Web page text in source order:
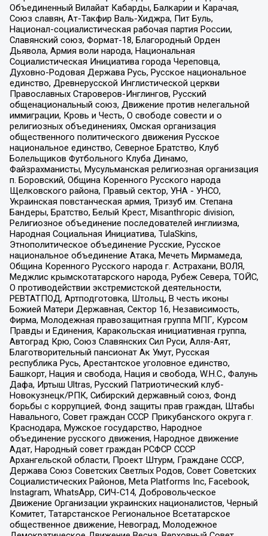
Объединенный Вилайат Кабарды, Балкарии и Карачая,
Союз славян, Ат-Такфир Валь-Хиджра, Пит Буль,
Национал-социалистическая рабочая партия России,
Славянский союз, Формат-18, Благородный Орден
Дьявола, Армия воли народа, Национальная
Социалистическая Инициатива города Череповца,
Духовно-Родовая Держава Русь, Русское национальное
единство, Древнерусской Инглистической церкви
Православных Староверов-Инглингов, Русский
общенациональный союз, Движение против нелегальной
иммиграции, Кровь и Честь, О свободе совести и о
религиозных объединениях, Омская организация
общественного политического движения Русское
национальное единство, Северное Братство, Клуб
Болельщиков Футбольного Клуба Динамо,
Файзрахманисты, Мусульманская религиозная организация
п. Боровский, Община Коренного Русского народа
Щелковского района, Правый сектор, УНА - УНСО,
Украинская повстанческая армия, Тризуб им. Степана
Бандеры, Братство, Белый Крест, Misanthropic division,
Религиозное объединение последователей инглиизма,
Народная Социальная Инициатива, TulaSkins,
Этнополитическое объединение Русские, Русское
национальное объединение Атака, Мечеть Мирмамеда,
Община Коренного Русского народа г. Астрахани, ВОЛЯ,
Меджлис крымскотатарского народа, Рубеж Севера, ТОЙС,
О противодействии экстремистской деятельности,
РЕВТАТПОД, Артподготовка, Штольц, В честь иконы
Божией Матери Державная, Сектор 16, Независимость,
Фирма, Молодежная правозащитная группа МПГ, Курсом
Правды и Единения, Каракольская инициативная группа,
Автоград Крю, Союз Славянских Сил Руси, Алля-Аят,
Благотворительный пансионат Ак Умут, Русская
республика Русь, Арестантское уголовное единство,
Башкорт, Нация и свобода, Нация и свобода, W.H.С., Фалунь
Дафа, Иртыш Ultras, Русский Патриотический клуб-
Новокузнецк/РПК, Сибирский державный союз, Фонд
борьбы с коррупцией, Фонд защиты прав граждан, Штабы
Навального, Совет граждан СССР Прикубанского округа г.
Краснодара, Мужское государство, Народное
объединение русского движения, Народное движение
Адат, Народный совет граждан РСФСР СССР
Архангельской области, Проект Штурм, Граждане СССР,
Держава Союз Советских Светлых Родов, Совет Советских
Социалистических Районов, Meta Platforms Inc, Facebook,
Instagram, WhatsApp, СИЧ-С14, Добровольческое
Движение Организации украинских националистов, Черный
Комитет, Татарстанское Региональное Всетатарское
общественное движение, Невоград, Молодежное